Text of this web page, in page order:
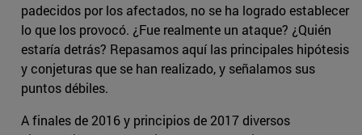
padecidos por los afectados, no se ha logrado establecer
lo que los provocó. ¿Fue realmente un ataque? ¿Quién
estaría detrás? Repasamos aquí las principales hipótesis
y conjeturas que se han realizado, y señalamos sus
puntos débiles.
A finales de 2016 y principios de 2017 diversos